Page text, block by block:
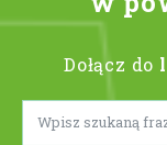
Dołącz do
Lorem ipsum